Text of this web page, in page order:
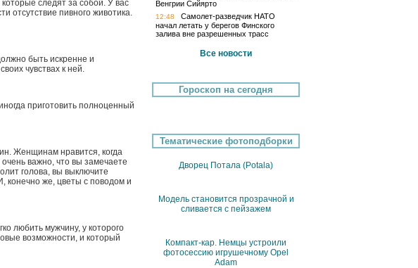
следят за собой. У вас
отсутствие пивного животика.
быть искренне и
чувствах к ней.
приготовить полноценный
Женщинам нравится, когда
важно, что вы замечаете
голова, вы выключите
конечно же, цветы с поводом и
любить мужчину, у которого
возможности, и который
Венгрии Сийярто
12:48
Самолет-разведчик НАТО
начал летать у берегов Финского
залива вне разрешенных трасс
Все новости
Гороскоп на сегодня
Тематические фотоподборки
Дворец Потала (Potala)
Модель становится прозрачной и
сливается с пейзажем
Компакт-кар. Немцы устроили
фотосессию игрушечному Opel
Adam